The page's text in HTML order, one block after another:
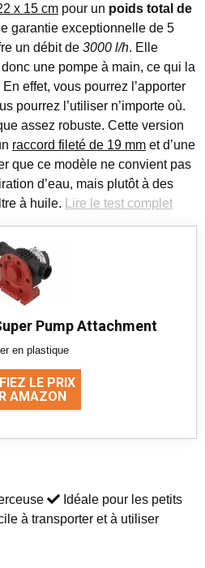
x 15 cm pour un poids total de
garantie exceptionnelle de 5
un débit de 3000 l/h. Elle
une pompe à main, ce qui la
effet, vous pourrez l’apporter
pourrez l’utiliser n’importe où.
assez robuste. Cette version
raccord fileté de 19 mm et d’une
que ce modèle ne convient pas
d’eau, mais plutôt à des
à huile.
Lire le test complet
Pump Attachment
en plastique
LE PRIX
AMAZON
Idéale pour les petits
à transporter et à utiliser